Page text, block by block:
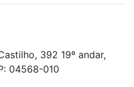
392 19º andar,
04568-010